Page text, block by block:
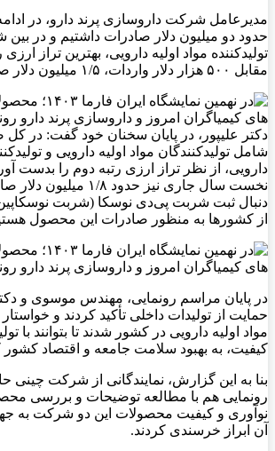
مدیرعامل شرکت داروسازی پرند دارو، در
حدود دو میلیون دلار صادرات داشتیم و در
تولیدکننده مواد اولیه دارویی، بهترین تراز ارزی
مقابل ۵۰۰ هزار دلار واردات، ۱/۵ میلیون دلار صادرات داشتیم.
دکتر علیپور، در پایان سخنان خود گفت: در
شامل تولیدکنندگان مواد اولیه دارویی و
دارویی، از نظر تراز ارزی رتبه دوم را بدست
نخست سال جاری نیز حدود ۱/
دنبال ثبت شربت پی‌دی نوسکا (شربت
از کشورها به منظور صادرات این محصول
در پایان مراسم رونمایی، مهندس موسوی و
حمایت از تولیدات داخلی تأکید کردند و
مواد اولیه دارویی در کشور شدند تا بتوانند با
کیفیت، به بهبود سلامت جامعه و اقتصاد کشور
بنا به این گزارش، نمایندگانی از شرکت چینی
رونمایی هم با مطالعه توضیحات و بررسی
نوآوری و کیفیت محصولات این دو شرکت به
آن ابراز خرسندی کردند.